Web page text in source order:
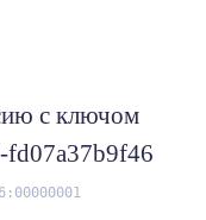
с ключом
fd07a37b9f46